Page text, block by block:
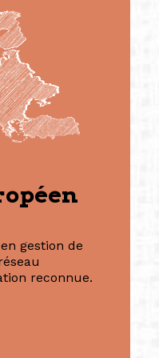
gestion de
reconnue.